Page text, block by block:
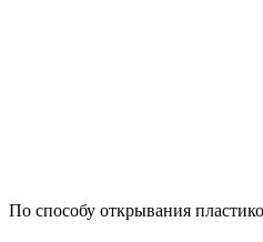
По способу открывания